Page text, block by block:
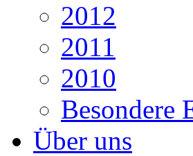
2012
2011
2010
Besondere
Über uns